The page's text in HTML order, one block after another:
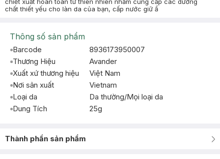
chất thiết yếu cho làn da của bạn, cấp nước giữ ẩ
Thông số sản phẩm
Barcode
8936173950007
Thương Hiệu
Avander
Xuất xứ thương hiệu
Việt Nam
Nơi sản xuất
Vietnam
Loại da
Da thường/Mọi loại da
Dung Tích
25g
Thành phần sản phẩm